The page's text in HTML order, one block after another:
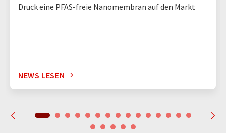
Druck eine PFAS-freie Nanomembran auf den Markt
NEWS LESEN